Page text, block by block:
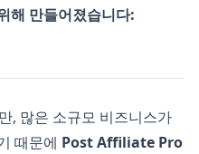
해 만들어졌습니다:
, 많은 소규모 비즈니스가
때문에 Post Affiliate Pro